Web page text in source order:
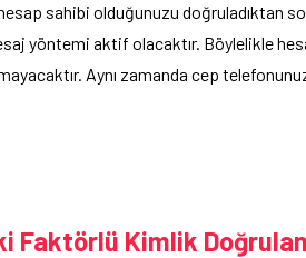
hesap sahibi olduğunuzu doğruladıktan
yöntemi aktif olacaktır. Böylelikle
Aynı zamanda cep
Faktörlü Kimlik